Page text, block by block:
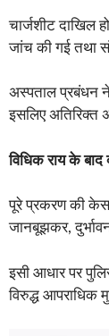
चार्जशीट दाखिल
जांच की गई तथा
अस्पताल प्रबंधन ने
इसलिए अतिरिक्त
विधिक राय के बाद
पूरे प्रकरण की केस
जानबूझकर,
इसी आधार पर
विरुद्ध आपराधिक